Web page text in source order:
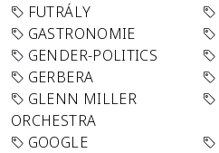
FUTRÁLY
GASTRONOMIE
GENDER-POLITICS
GERBERA
GLENN MILLER
ORCHESTRA
GOOGLE